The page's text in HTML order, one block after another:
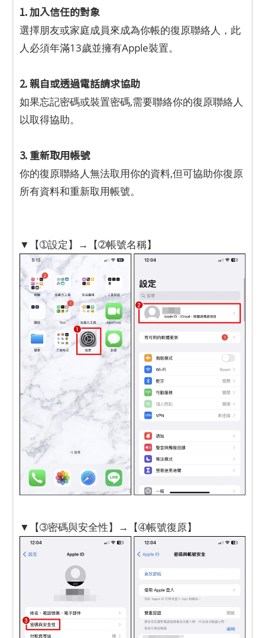
1. 加入信任的對象
選擇朋友或家庭成員來成為你帳的復原聯絡人，此
人必須年滿13歲並擁有Apple裝置。
2. 親自或透過電話請求協助
如果忘記密碼或裝置密碼,需要聯絡你的復原聯絡人
以取得協助。
3. 重新取用帳號
你的復原聯絡人無法取用你的資料,但可協助你復原
所有資料和重新取用帳號。
▼【➀設定】→【➁帳號名稱】
▼【➂密碼與安全性】→【➃帳號復原】